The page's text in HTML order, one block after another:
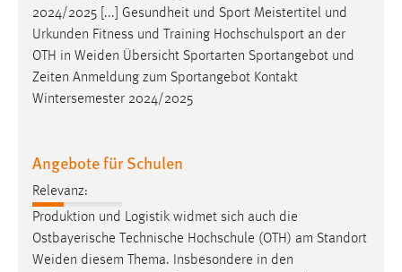
2024/2025 [...] Gesundheit und Sport Meistertitel und
Urkunden Fitness und Training Hochschulsport an der
OTH in Weiden Übersicht Sportarten Sportangebot und
Zeiten Anmeldung zum Sportangebot Kontakt
Wintersemester 2024/2025
Angebote für Schulen
Relevanz:
Produktion und Logistik widmet sich auch die
Ostbayerische Technische Hochschule (OTH) am Standort
Weiden diesem Thema. Insbesondere in den
Google Ads
Name:
Zweck:
Conversion-Tracking
Cookie Laufzeit:
3 Monate